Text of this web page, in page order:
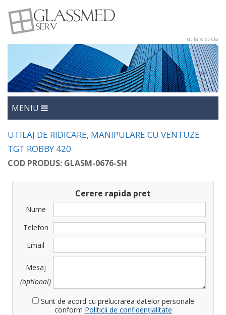
utilaje sticla
MENIU
UTILAJ DE RIDICARE, MANIPULARE CU VENTUZE
TGT ROBBY 420
COD PRODUS: GLASM-0676-SH
Cerere rapida pret
Nume
Telefon
Email
Mesaj
(optional)
Sunt de acord cu prelucrarea datelor personale
conform Politicii de confidențialitate